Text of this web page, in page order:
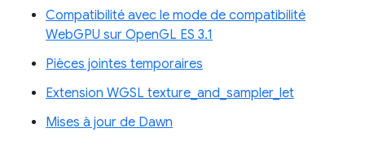
Compatibilité avec le mode de compatibilité
WebGPU sur OpenGL ES 3.1
Pièces jointes temporaires
Extension WGSL texture_and_sampler_let
Mises à jour de Dawn